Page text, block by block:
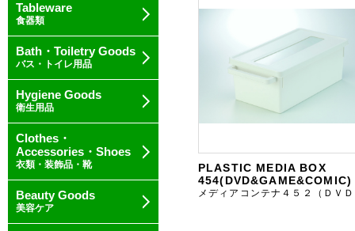
Tableware
食器類
Bath・Toiletry Goods
バス・トイレ用品
Hygiene Goods
衛生用品
Clothes・
Accessories・Shoes
衣類・装飾品・靴
Beauty Goods
美容ケア
PLASTIC MEDIA BOX
454(DVD&GAME&COMIC)
メディアコンテナ４５２（ＤＶ